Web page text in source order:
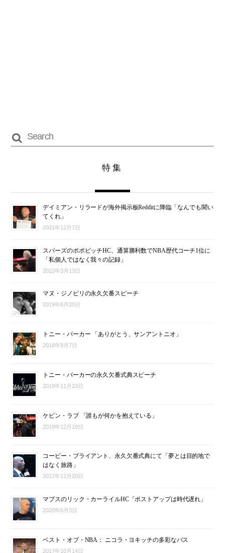
特集
デイミアン・リラードが海外掲示板Redditに降臨「なんでも聞い
てくれ」
2021年12月7日
スパーズのポポビッチHC、通算勝利数でNBA歴代コーチ1位に
「私個人ではなく我々の記録」
2022年3月13日
マヌ・ジノビリの永久欠番スピーチ
2019年6月20日
トニー・パーカー 「ありがとう、サンアントニオ」
2018年9月7日
トニー・パーカーの永久欠番式典スピーチ
2019年11月23日
ケビン・ラブ 「誰もが何かを抱えている」
2019年12月19日
コービー・ブライアント、永久欠番式典にて「夢とは目的地で
はなく旅路」
2017年12月20日
マブスのリック・カーライルHC「ポストアップは時代遅れ」
2020年6月3日
ベスト・オブ・NBA： ニコラ・ヨキッチの多彩なパス
2017年10月14日